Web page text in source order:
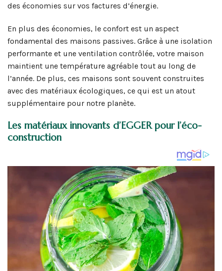
des économies sur vos factures d’énergie.
En plus des économies, le confort est un aspect
fondamental des maisons passives. Grâce à une isolation
performante et une ventilation contrôlée, votre maison
maintient une température agréable tout au long de
l’année. De plus, ces maisons sont souvent construites
avec des matériaux écologiques, ce qui est un atout
supplémentaire pour notre planète.
Les matériaux innovants d’EGGER pour l’éco-
construction